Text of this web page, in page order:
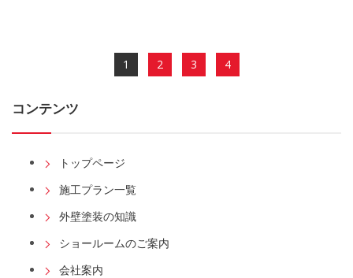
1 2 3 4
コンテンツ
トップページ
施工プラン一覧
外壁塗装の知識
ショールームのご案内
会社案内